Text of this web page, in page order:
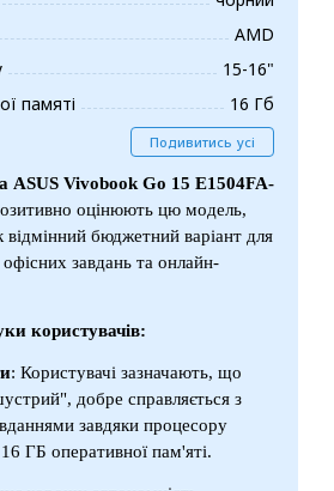
AMD
15-16"
памяті
16 Гб
Подивитись усі
ASUS Vivobook Go 15 E1504FA-
оцінюють цю модель,
відмінний бюджетний варіант для
завдань та онлайн-
користувачів:
: Користувачі зазначають, що
добре справляється з
завдяки процесору
ГБ оперативної пам'яті.